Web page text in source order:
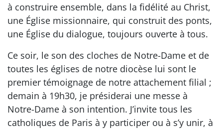
à construire ensemble, dans la fidélité au Christ,
une Église missionnaire, qui construit des ponts,
une Église du dialogue, toujours ouverte à tous.
Ce soir, le son des cloches de Notre-Dame et de
toutes les églises de notre diocèse lui sont le
premier témoignage de notre attachement filial ;
demain à 19h30, je présiderai une messe à
Notre-Dame à son intention. J’invite tous les
catholiques de Paris à y participer ou à s’y unir, à